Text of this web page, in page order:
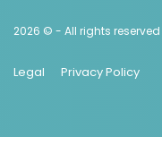
2026 © - All rights
Legal Privacy Policy